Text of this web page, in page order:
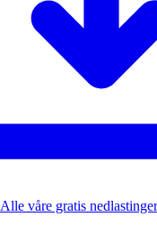
Alle våre gratis